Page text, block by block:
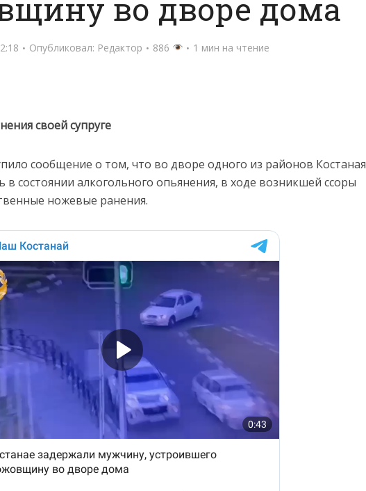
во дворе дома
Опубликовал: Редактор 886 1 мин на чтение
своей супруге
сообщение о том, что во дворе одного из районов Костаная
в состоянии алкогольного опьянения, в ходе возникшей ссоры
ножевые ранения.